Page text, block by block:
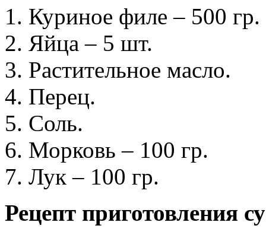
Куриное филе – 500 гр.
Яйца – 5 шт.
Растительное масло.
Перец.
Соль.
Морковь – 100 гр.
Лук – 100 гр.
Рецепт приготовления